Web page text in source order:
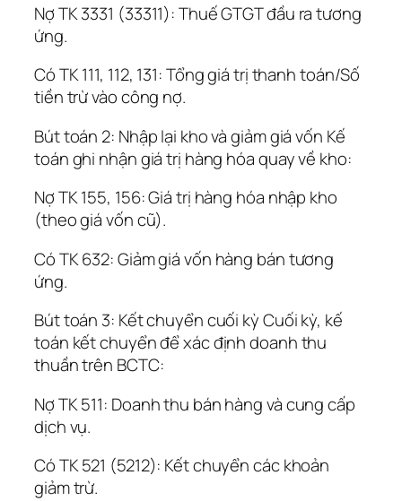
Nợ TK 3331 (33311): Thuế GTGT đầu ra tương
ứng.
Có TK 111, 112, 131: Tổng giá trị thanh toán/Số
tiền trừ vào công nợ.
Bút toán 2: Nhập lại kho và giảm giá vốn Kế
toán ghi nhận giá trị hàng hóa quay về kho:
Nợ TK 155, 156: Giá trị hàng hóa nhập kho
(theo giá vốn cũ).
Có TK 632: Giảm giá vốn hàng bán tương
ứng.
Bút toán 3: Kết chuyển cuối kỳ Cuối kỳ, kế
toán kết chuyển để xác định doanh thu
thuần trên BCTC:
Nợ TK 511: Doanh thu bán hàng và cung cấp
dịch vụ.
Có TK 521 (5212): Kết chuyển các khoản
giảm trừ.